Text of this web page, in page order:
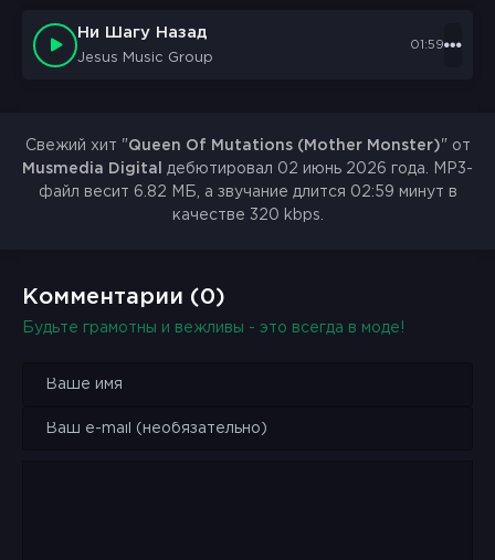
Ни Шагу Назад
Jesus Music Group
01:59
Свежий хит "Queen Of Mutations (Mother Monster)" от
Musmedia Digital
дебютировал 02 июнь 2026 года. MP3-
файл весит 6.82 МБ, а звучание длится 02:59 минут в
качестве 320 kbps.
Комментарии (0)
Будьте грамотны и вежливы - это всегда в моде!